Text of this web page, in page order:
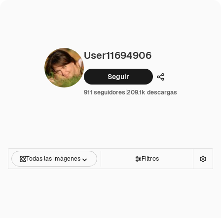
User11694906
Seguir Compartir
911 seguidores|209.1k descargas
Todas las imágenes Filtros